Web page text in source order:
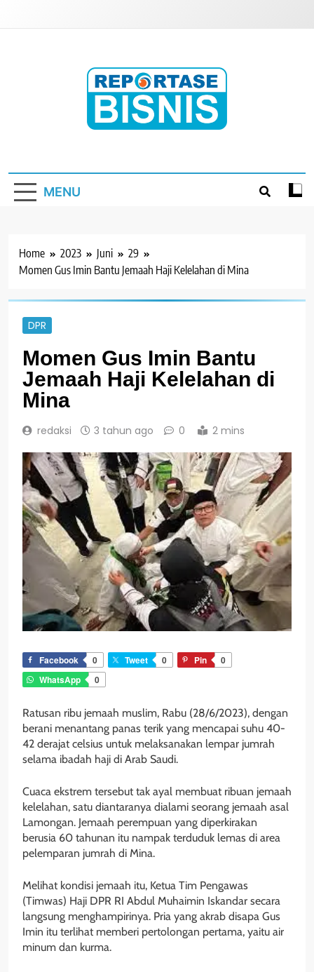
MENU
Home 2023 Juni
29
Momen Gus Imin Bantu Jemaah Haji Kelelahan di Mina
DPR
Momen Gus Imin Bantu
Jemaah Haji Kelelahan di
Mina
redaksi 3 tahun ago 0 2 mins
Facebook 0 Tweet 0 Pin
0
WhatsApp
0
Ratusan ribu jemaah muslim, Rabu (28/6/2023), dengan
berani menantang panas terik yang mencapai suhu 40-
42 derajat celsius untuk melaksanakan lempar jumrah
selama ibadah haji di Arab Saudi.
Cuaca ekstrem tersebut tak ayal membuat ribuan jemaah
kelelahan, satu diantaranya dialami seorang jemaah asal
Lamongan. Jemaah perempuan yang diperkirakan
berusia 60 tahunan itu nampak terduduk lemas di area
pelemparan jumrah di Mina.
Melihat kondisi jemaah itu, Ketua Tim Pengawas
(Timwas) Haji DPR RI Abdul Muhaimin Iskandar secara
langsung menghampirinya. Pria yang akrab disapa Gus
Imin itu terlihat memberi pertolongan pertama, yaitu air
minum dan kurma.